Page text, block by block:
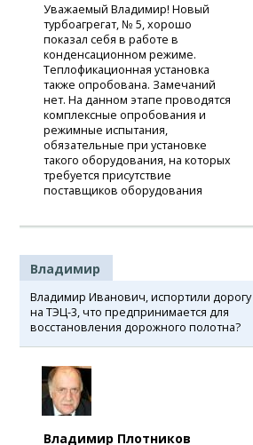
Уважаемый Владимир! Новый
турбоагрегат, № 5, хорошо
показал себя в работе в
конденсационном режиме.
Теплофикационная установка
также опробована. Замечаний
нет. На данном этапе проводятся
комплексные опробования и
режимные испытания,
обязательные при установке
такого оборудования, на которых
требуется присутствие
поставщиков оборудования
Владимир
Владимир Иванович, испортили дорогу
на ТЭЦ-3, что предпринимается для
восстановления дорожного полотна?
Владимир Плотников